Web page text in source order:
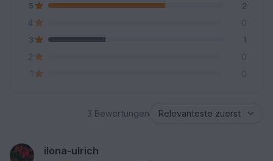
5 2
4 0
3 1
2
0
1
0
3 Bewertungen
ilona-ulrich